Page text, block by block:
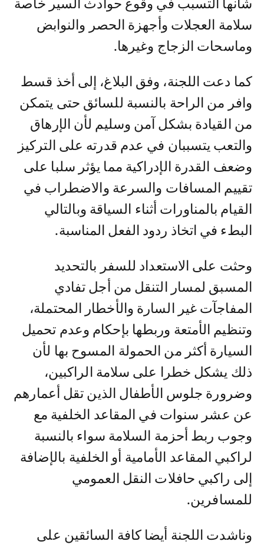
شأنها التسبب في وقوع حوادث السير خاصة
سلامة العجلات وأجهزة الحصر والنوابض
وماسحات الزجاج وغيرها.
كما دعت اللجنة، وفق البلاغ، إلى أخذ قسط
وافر من الراحة بالنسبة للسائق حتى يتمكن
من القيادة بشكل آمن وسليم لأن الإرهاق
والتعب يتسببان في عدم قدرته على التركيز
وضعف القدرة الإدراكية مما يؤثر سلبا على
تقييم المسافات والسرعة والاضطراب في
القيام بالمناورات أثناء السياقة وبالتالي
البطء في اتخاذ ردود الفعل المناسبة.
وحثت على الاستعداد للسفر بالتحديد
المسبق لمسار التنقل من أجل تفادي
المفاجآت غير السارة والأخطار المحتملة،
وتنظيم الأمتعة وربطها بإحكام وعدم تحميل
السيارة أكثر من الحمولة المسوح بها لأن
ذلك يشكل خطرا على سلامة الراكبين،
وضرورة جلوس الأطفال الذين تقل أعمارهم
عن عشر سنوات في المقاعد الخلفية مع
وجوب ربط أحزمة السلامة سواء بالنسبة
لراكبي المقاعد الأمامية أو الخلفية بالإضافة
إلى راكبي حافلات النقل العمومي
للمسافرين.
وناشدت اللجنة أيضا كافة السائقين على